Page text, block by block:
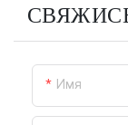
Имя